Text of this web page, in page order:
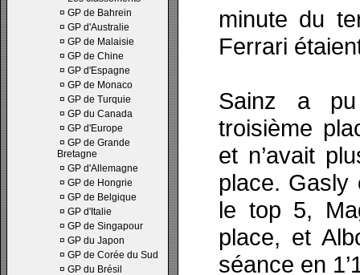
¤ GP de Bahrein
¤ GP d'Australie
¤ GP de Malaisie
¤ GP de Chine
¤ GP d'Espagne
¤ GP de Monaco
¤ GP de Turquie
¤ GP du Canada
¤ GP d'Europe
¤ GP de Grande
Bretagne
¤ GP d'Allemagne
¤ GP de Hongrie
¤ GP de Belgique
¤ GP d'Italie
¤ GP de Singapour
¤ GP du Japon
¤ GP de Corée du Sud
¤ GP du Brésil
minute du
Ferrari
Sainz a
troisième
et n’avait
place. Gasly
le top 5,
place, et
séance en